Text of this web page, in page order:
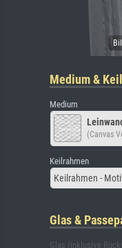
Medium &
Medium
(Canvas
Keilrahmen
Keilrahmen -
Glas &
Glas (inklusive